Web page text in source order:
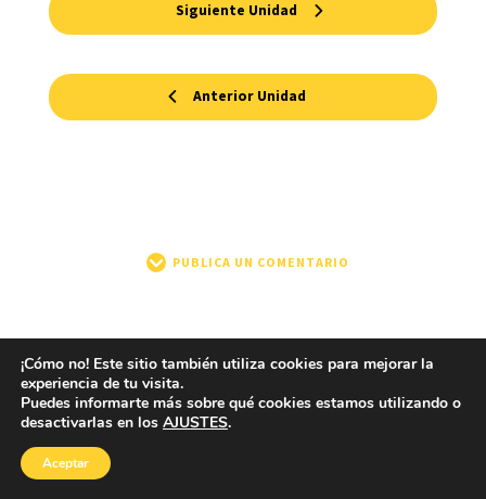
Anterior Unidad
Siguiente Unidad
PUBLICA UN COMENTARIO
¡Cómo no! Este sitio también utiliza cookies para mejorar la
experiencia de tu visita.
Puedes informarte más sobre qué cookies estamos utilizando o
desactivarlas en los AJUSTES.
Aceptar